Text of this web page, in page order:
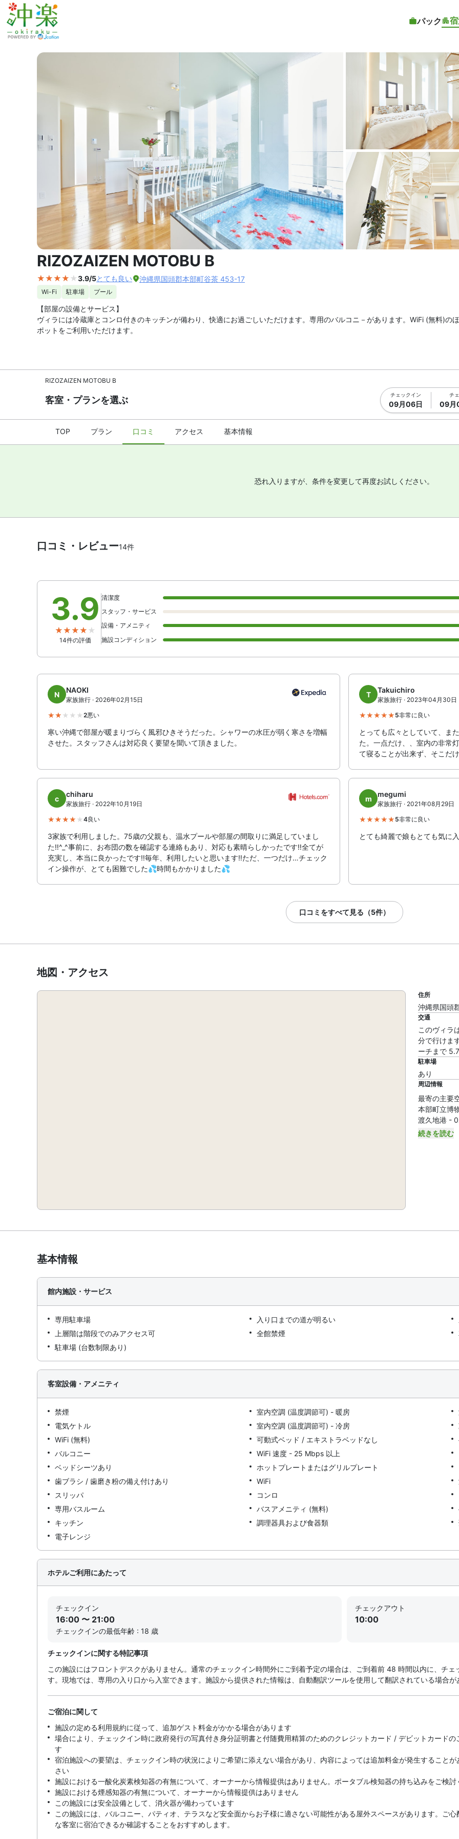
パック
外観の写真を拡大表示
客室1 |
RIZOZAIZEN MOTOBU B
3.9/5とても良い 沖縄県国頭郡本部町谷茶 453-17
Wi-Fi 駐車場 プール
【部屋の設備とサービス】
ヴィラには冷蔵庫とコンロ付きのキッチンが備わり、快適にお過ごしいただけます。専用のバルコニ－があります。WiFi (無料)の
ポットをご利用いただけます。
RIZOZAIZEN MOTOBU B
客室・プランを選ぶ
チェックイン
09月06日
チ
09月
TOP プラン 口コミ アクセス 基本情報
恐れ入りますが、条件を変更して再度お試しください。
口コミ・レビュー14件
3.9
14件の評価
清潔度
スタッフ・サービス
設備・アメニティ
施設コンディション
N
NAOKI
家族旅行 · 2026年02月15日
2悪い
寒い沖縄で部屋が暖まりづらく風邪ひきそうだった。シャワーの水圧が弱く寒さを増幅
させた。スタッフさんは対応良く要望を聞いて頂きました。
T
Takuichiro
家族旅行 · 2023年04月30日
5非常に良い
とっても広々としていて、ま
た。一点だけ、、室内の非常
て寝ることが出来ず、そこだ
c
chiharu
家族旅行 · 2022年10月19日
4良い
3家族で利用しました。75歳の父親も、温水プールや部屋の間取りに満足していまし
た‼️^_^事前に、お布団の数を確認する連絡もあり、対応も素晴らしかったです‼️全てが
充実し、本当に良かったです‼️毎年、利用したいと思います‼️ただ、一つだけ…チェック
イン操作が、とても困難でした💦時間もかかりました💦
m
megumi
家族旅行 · 2021年08月29日
5非常に良い
とても綺麗で娘もとても気に
口コミをすべて見る（5件）
地図・アクセス
住所
沖縄県国頭
交通
このヴィラ
分で行けま
ーチまで
駐車場
あり
周辺情報
最寄の主要
本部町立博
渡久地港 -
続きを読む
基本情報
館内施設・サービス
専用駐車場 入り口までの道が明るい
上層階は階段でのみアクセス可
全館禁煙
駐車場 (台数制限あり)
客室設備・アメニティ
禁煙 室内空調 (温度調節可) - 暖房
電気ケトル
室内空調 (温度調節可) - 冷房
WiFi (無料)
可動式ベッド / エキストラベッドなし
バルコニー
WiFi 速度 - 25 Mbps 以上
ベッドシーツあり
ホットプレートまたはグリルプレート
歯ブラシ / 歯磨き粉の備え付けあり
WiFi
スリッパ
コンロ
専用バスルーム
バスアメニティ (無料)
キッチン
調理器具および食器類
電子レンジ
ホテルご利用にあたって
チェックイン
16:00 〜 21:00
チェックインの最低年齢 : 18 歳
チェックアウト
10:00
チェックインに関する特記事項
この施設にはフロントデスクがありません。通常のチェックイン時間外にご到着予定の場合は、ご到着前 48 時間以内に、チ
す。現地では、専用の入り口から入室できます。施設から提供された情報は、自動翻訳ツールを使用して翻訳されている場合が
ご宿泊に関して
施設の定める利用規約に従って、追加ゲスト料金がかかる場合があります
場合により、チェックイン時に政府発行の写真付き身分証明書と付随費用精算のためのクレジットカード / デビットカード
す
宿泊施設への要望は、チェックイン時の状況によりご希望に添えない場合があり、内容によっては追加料金が発生すること
さい
施設における一酸化炭素検知器の有無について、オーナーから情報提供はありません。ポータブル検知器の持ち込みをご検討
施設における煙感知器の有無について、オーナーから情報提供はありません
この施設には安全設備として、消火器が備わっています
この施設には、バルコニー、パティオ、テラスなど安全面からお子様に適さない可能性がある屋外スペースがあります。ご
な客室に宿泊できるか確認することをおすすめします。